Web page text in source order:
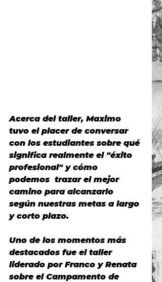
Acerca del taller, Maximo
tuvo el placer de conversar
con los estudiantes sobre qué
significa realmente el "éxito
profesional" y cómo
podemos  trazar el mejor
camino para alcanzarlo
según nuestras metas a largo
y corto plazo.
Uno de los momentos más
destacados fue el taller
liderado por Franco y Renata
sobre el Campamento de